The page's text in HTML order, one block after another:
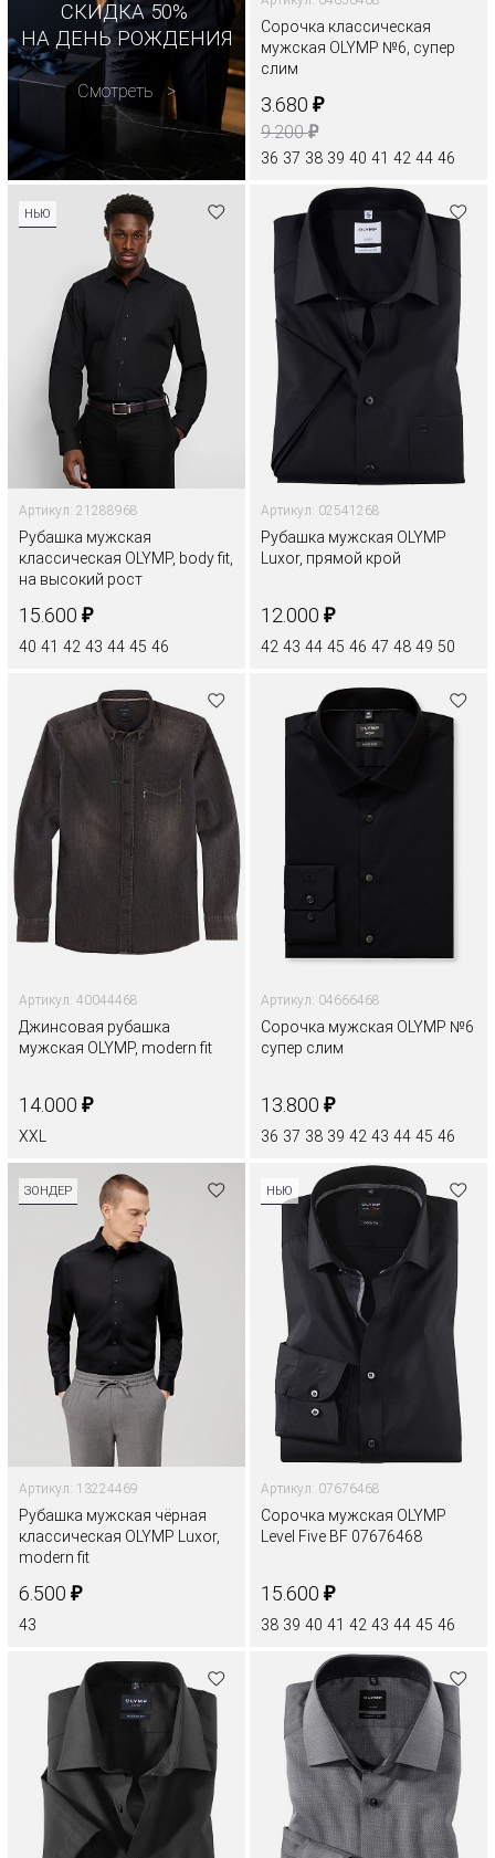
СКИДКА 50%
НА ДЕНЬ РОЖДЕНИЯ
Смотреть
Сорочка классическая
мужская OLYMP №6, супер
слим
3.680 ₽
9.200₽
36 37 38 39 40 41 42 44 46
НЬЮ
Артикул: 21288968
Рубашка мужская
классическая OLYMP, body fit,
на высокий рост
15.600 ₽
40 41 42 43 44 45 46
Артикул: 02541268
Рубашка мужская OLYMP
Luxor, прямой крой
12.000 ₽
42 43 44 45 46 47 48 49 50
Артикул: 40044468
Джинсовая рубашка
мужская OLYMP, modern fit
14.000 ₽
XXL
Артикул: 04666468
Сорочка мужская OLYMP №6
супер слим
13.800 ₽
36 37 38 39 42 43 44 45 46
ЗОНДЕР
Артикул: 13224469
Рубашка мужская чёрная
классическая OLYMP Luxor,
modern fit
6.500 ₽
43
НЬЮ
Артикул: 07676468
Сорочка мужская OLYMP
Level Five BF 07676468
15.600 ₽
38 39 40 41 42 43 44 45 46